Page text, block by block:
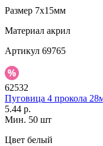
Размер 7х15мм
Материал акрил
Артикул 69765
62532
Пуговица 4 прокола
5.44 р.
Мин. 50 шт
Цвет белый